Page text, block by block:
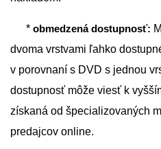
* obmedzená dostupnosť:
dvoma vrstvami ľahko
v porovnaní s DVD s jednou
dostupnosť môže viesť k
získaná od špecializovaných
predajcov online.